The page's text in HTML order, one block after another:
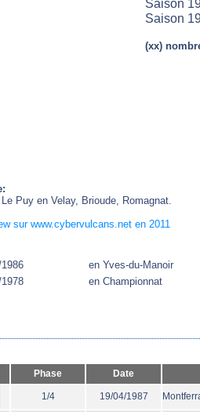
Saison
Saison
(xx)
Puy en Velay, Brioude, Romagnat.
sur www.cybervulcans.net en 2011
en Yves-du-Manoir
en Championnat
Phase Date
1/4 19/04/1987